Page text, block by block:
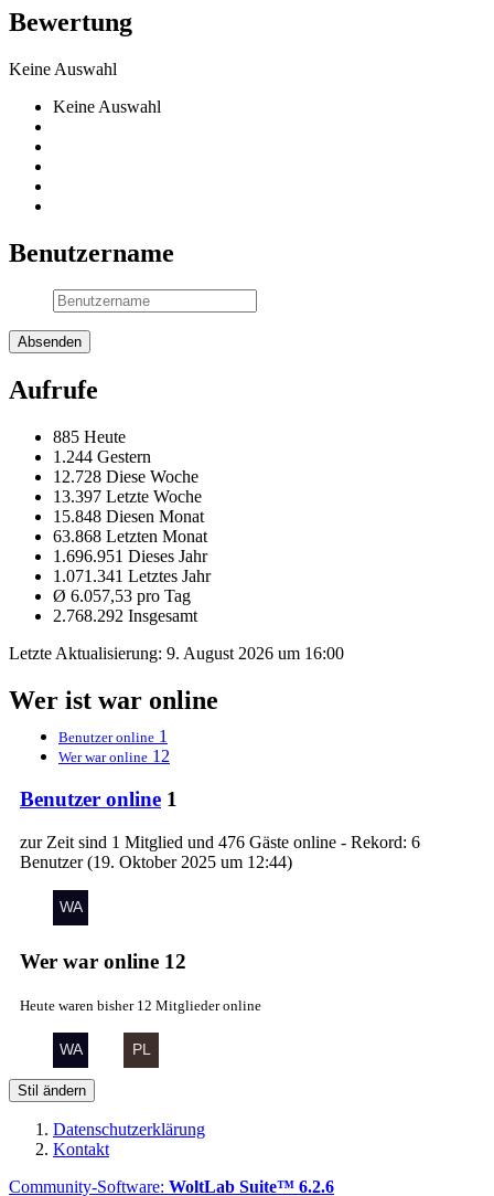
Bewertung
Keine Auswahl
Keine Auswahl
Benutzername
Aufrufe
885 Heute
1.244 Gestern
12.728 Diese Woche
13.397 Letzte Woche
15.848 Diesen Monat
63.868 Letzten Monat
1.696.951 Dieses Jahr
1.071.341 Letztes Jahr
Ø 6.057,53 pro Tag
2.768.292 Insgesamt
Letzte Aktualisierung: 9. August 2026 um 16:00
Wer ist war online
Benutzer online 1
Wer war online 12
Benutzer online 1
zur Zeit sind 1 Mitglied und 476 Gäste online - Rekord: 6
Benutzer (19. Oktober 2025 um 12:44)
Wer war online 12
Heute waren bisher 12 Mitglieder online
Stil ändern
Datenschutzerklärung
Kontakt
Community-Software: WoltLab Suite™ 6.2.6